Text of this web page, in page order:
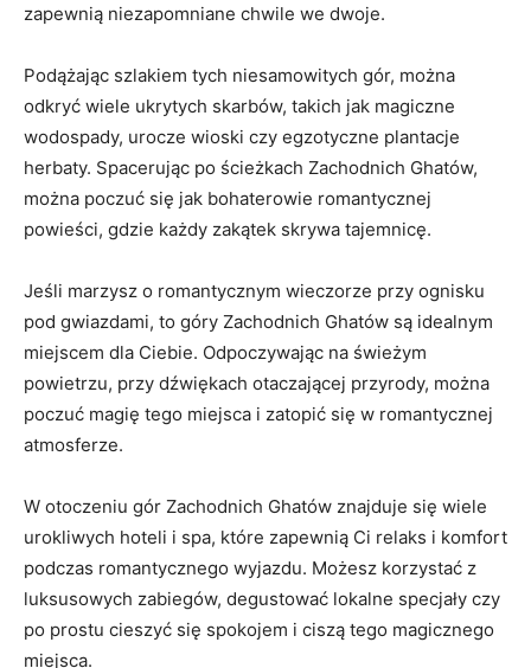
zapewnią niezapomniane⁣ chwile we dwoje.
Podążając szlakiem tych niesamowitych gór, można
odkryć wiele ukrytych skarbów, takich jak magiczne
wodospady, urocze wioski⁣ czy egzotyczne plantacje
herbaty. Spacerując po ścieżkach Zachodnich Ghatów,
można ‌poczuć ⁣się jak bohaterowie romantycznej
powieści, gdzie każdy zakątek⁣ skrywa tajemnicę.
Jeśli ⁢marzysz o romantycznym wieczorze przy ognisku
pod gwiazdami, to góry Zachodnich Ghatów są idealnym
miejscem dla Ciebie. ‌Odpoczywając na świeżym
powietrzu, przy dźwiękach otaczającej przyrody,​ można
poczuć magię tego miejsca i zatopić się w romantycznej
atmosferze.
W otoczeniu gór Zachodnich Ghatów znajduje się wiele
urokliwych ‍hoteli i spa, które ‍zapewnią Ci‌ relaks i ⁤komfort
podczas romantycznego wyjazdu. Możesz‍ korzystać z
luksusowych zabiegów, degustować lokalne specjały czy
po prostu cieszyć się spokojem i ciszą tego magicznego
miejsca.